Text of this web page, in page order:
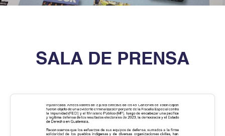
SALA DE PRENSA